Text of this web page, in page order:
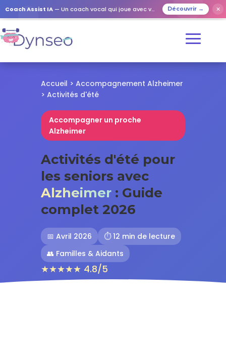
Coach Assist IA — Un coach vocal qui joue avec vos proches Découvrir → ✕
Accueil > Accompagnement Alzheimer
> Activités d'été
Accompagner un proche
Alzheimer
Activités d'été pour
les seniors avec
Alzheimer: Guide
complet 2026
📅 Avril 2026
⏱️ 12 min de lecture
👥 Familles & Aidants
★★★★★ 4.8/5